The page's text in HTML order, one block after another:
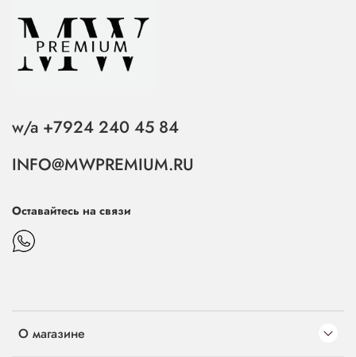
О магазине
w/a +7924 240 45 84
INFO@MWPREMIUM.RU
Оставайтесь на связи